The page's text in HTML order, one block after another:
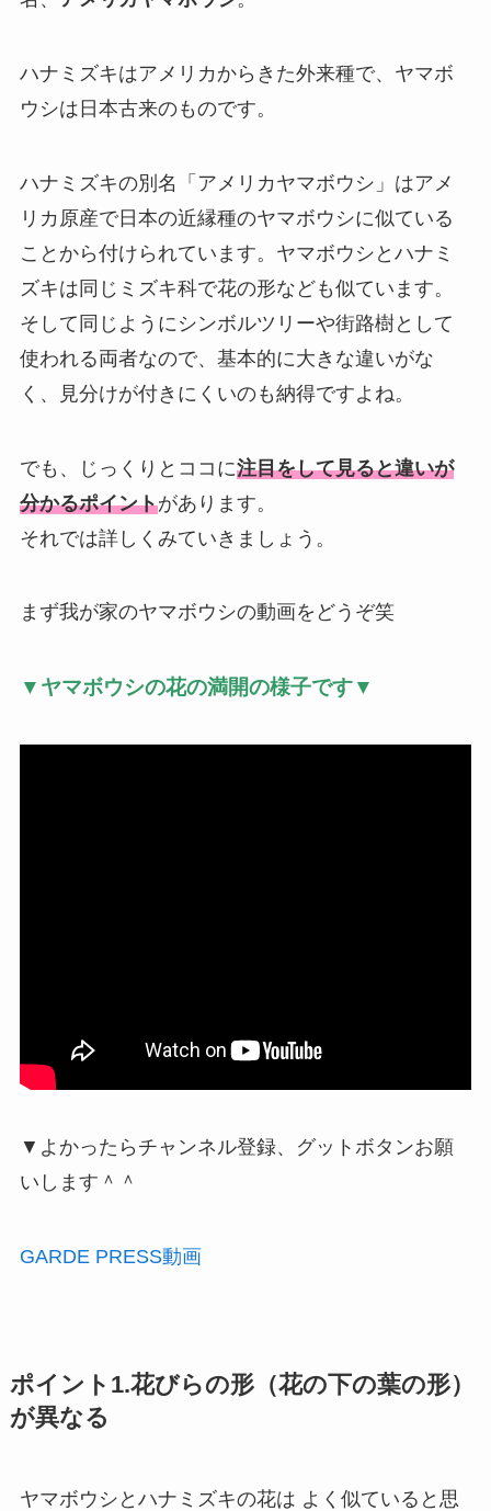
ハナミズキはアメリカからきた外来種で、ヤマボ
ウシは日本古来のものです。
ハナミズキの別名「アメリカヤマボウシ」はアメ
リカ原産で日本の近縁種のヤマボウシに似ている
ことから付けられています。ヤマボウシとハナミ
ズキは同じミズキ科で花の形なども似ています。
そして同じようにシンボルツリーや街路樹として
使われる両者なので、基本的に大きな違いがな
く、見分けが付きにくいのも納得ですよね。
でも、じっくりとココに注目をして見ると違いが
分かるポイントがあります。
それでは詳しくみていきましょう。
まず我が家のヤマボウシの動画をどうぞ笑
▼ヤマボウシの花の満開の様子です▼
▼よかったらチャンネル登録、グットボタンお願
いします＾＾
GARDE PRESS動画
ポイント1.花びらの形（花の下の葉の形）
が異なる
ヤマボウシとハナミズキの花は よく似ていると思